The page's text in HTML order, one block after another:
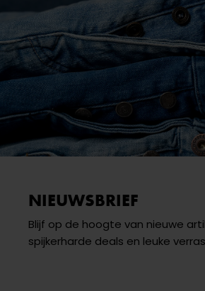
NIEUWSBRIEF
Blijf op de hoogte van nieuwe
spijkerharde deals en leuke